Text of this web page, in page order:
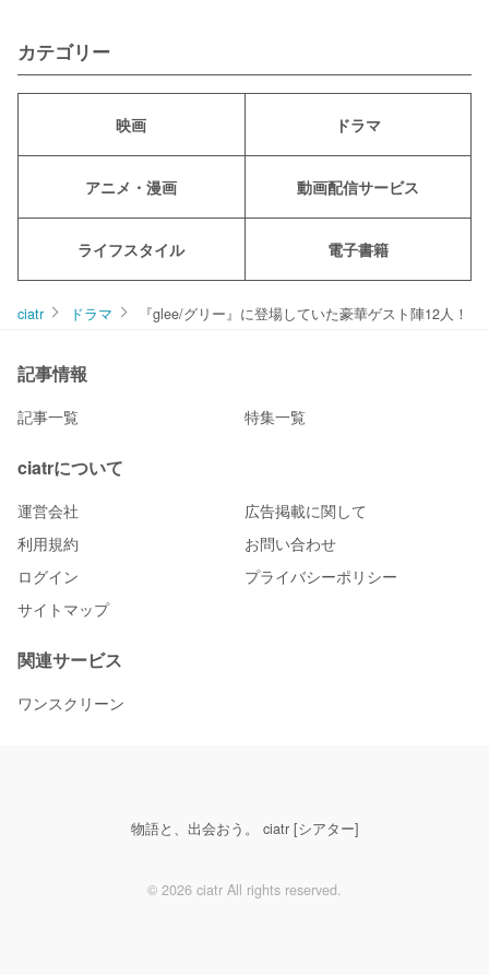
カテゴリー
映画 ドラマ
アニメ・漫画 動画配信サービス
ライフスタイル 電子書籍
ciatr ドラマ 『glee/グリー』に登場していた豪華ゲスト陣12人！
記事情報
記事一覧 特集一覧
ciatrについて
運営会社
広告掲載に関して
利用規約
お問い合わせ
ログイン
プライバシーポリシー
サイトマップ
関連サービス
ワンスクリーン
物語と、出会おう。 ciatr [シアター]
© 2026 ciatr All rights reserved.